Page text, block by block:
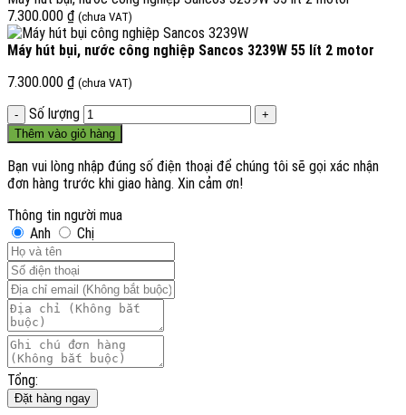
7.300.000 ₫ (chưa VAT)
Máy hút bụi, nước công nghiệp Sancos 3239W 55 lít 2 motor
7.300.000 ₫ (chưa VAT)
Số lượng
Thêm vào giỏ hàng
Bạn vui lòng nhập đúng số điện thoại để chúng tôi sẽ gọi xác nhận
đơn hàng trước khi giao hàng. Xin cảm ơn!
Thông tin người mua
Anh
Chị
Tổng:
Đặt hàng ngay